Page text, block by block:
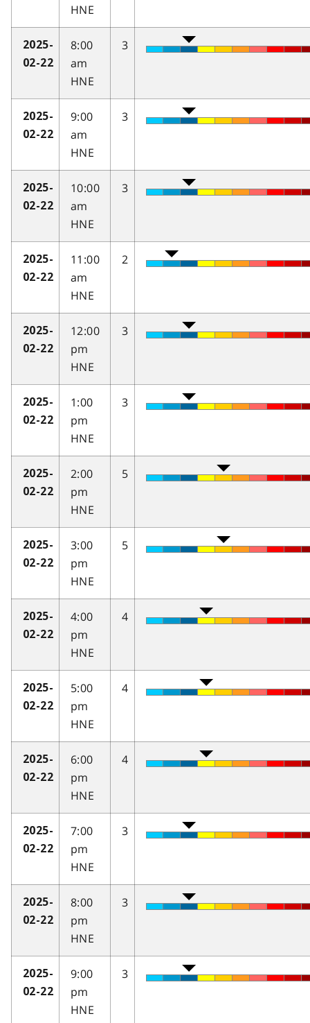
HNE
2025-
02-22
8:00
am
HNE
3
2025-
02-22
9:00
am
HNE
3
2025-
02-22
10:00
am
HNE
3
2025-
02-22
11:00
am
HNE
2
2025-
02-22
12:00
pm
HNE
3
2025-
02-22
1:00
pm
HNE
3
2025-
02-22
2:00
pm
HNE
5
2025-
02-22
3:00
pm
HNE
5
2025-
02-22
4:00
pm
HNE
4
2025-
02-22
5:00
pm
HNE
4
2025-
02-22
6:00
pm
HNE
4
2025-
02-22
7:00
pm
HNE
3
2025-
02-22
8:00
pm
HNE
3
2025-
02-22
9:00
pm
HNE
3